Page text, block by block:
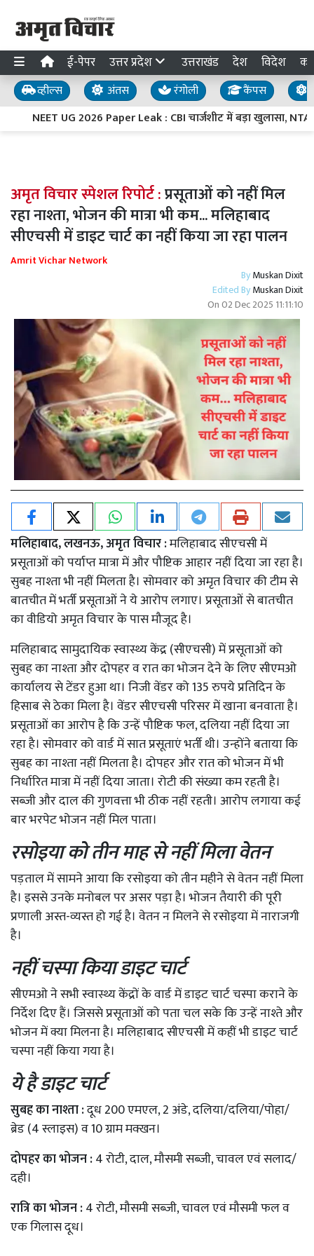
ई-पेपर उत्तर प्रदेश उत्तराखंड देश विदेश
व्हील्स अंतस रंगोली कैंपस
NEET UG 2026 Paper Leak : CBI चार्जशीट में बड़ा खुलासा,
अमृत विचार स्पेशल रिपोर्ट :प्रसूताओं को नहीं मिल
रहा नाश्ता, भोजन की मात्रा भी कम... मलिहाबाद
सीएचसी में डाइट चार्ट का नहीं किया जा रहा पालन
Amrit Vichar Network
ByMuskan Dixit
Edited ByMuskan Dixit
On02 Dec 2025 11:11:10
मलिहाबाद, लखनऊ, अमृत विचार :मलिहाबाद सीएचसी में
प्रसूताओं को पर्याप्त मात्रा में और पौष्टिक आहार नहीं दिया जा रहा है।
सुबह नाश्ता भी नहीं मिलता है। सोमवार को अमृत विचार की टीम से
बातचीत में भर्ती प्रसूताओं ने ये आरोप लगाए। प्रसूताओं से बातचीत
का वीडियो अमृत विचार के पास मौजूद है।
मलिहाबाद सामुदायिक स्वास्थ्य केंद्र (सीएचसी) में प्रसूताओं को
सुबह का नाश्ता और दोपहर व रात का भोजन देने के लिए सीएमओ
कार्यालय से टेंडर हुआ था। निजी वेंडर को 135 रुपये प्रतिदिन के
हिसाब से ठेका मिला है। वेंडर सीएचसी परिसर में खाना बनवाता है।
प्रसूताओं का आरोप है कि उन्हें पौष्टिक फल, दलिया नहीं दिया जा
रहा है। सोमवार को वार्ड में सात प्रसूताएं भर्ती थी। उन्होंने बताया कि
सुबह का नाश्ता नहीं मिलता है। दोपहर और रात को भोजन में भी
निर्धारित मात्रा में नहीं दिया जाता। रोटी की संख्या कम रहती है।
सब्जी और दाल की गुणवत्ता भी ठीक नहीं रहती। आरोप लगाया कई
बार भरपेट भोजन नहीं मिल पाता।
रसोइया को तीन माह से नहीं मिला वेतन
पड़ताल में सामने आया कि रसोइया को तीन महीने से वेतन नहीं मिला
है। इससे उनके मनोबल पर असर पड़ा है। भोजन तैयारी की पूरी
प्रणाली अस्त-व्यस्त हो गई है। वेतन न मिलने से रसोइया में नाराजगी
है।
नहीं चस्पा किया डाइट चार्ट
सीएमओ ने सभी स्वास्थ्य केंद्रों के वार्ड में डाइट चार्ट चस्पा कराने के
निर्देश दिए हैं। जिससे प्रसूताओं को पता चल सके कि उन्हें नाश्ते और
भोजन में क्या मिलना है। मलिहाबाद सीएचसी में कहीं भी डाइट चार्ट
चस्पा नहीं किया गया है।
ये है डाइट चार्ट
सुबह का नाश्ता :दूध 200 एमएल, 2 अंडे, दलिया/दलिया/पोहा/
ब्रेड (4 स्लाइस) व 10 ग्राम मक्खन।
दोपहर का भोजन :4 रोटी, दाल, मौसमी सब्जी, चावल एवं सलाद/
दही।
रात्रि का भोजन :4 रोटी, मौसमी सब्जी, चावल एवं मौसमी फल व
एक गिलास दूध।